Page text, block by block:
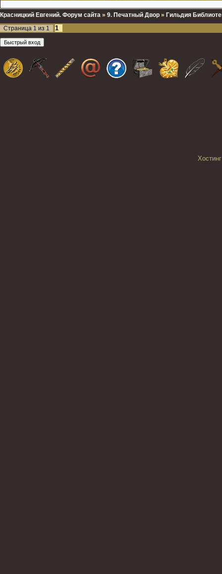
Красницкий Евгений. Форум сайта » 9. Печатный Двор » Гильдия
Страница 1 из 1 1